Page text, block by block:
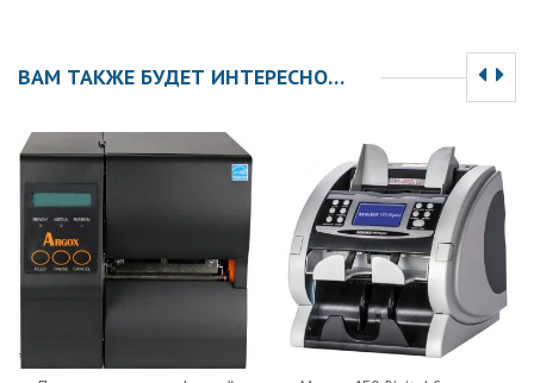
ВАМ ТАКЖЕ БУДЕТ ИНТЕРЕСНО…